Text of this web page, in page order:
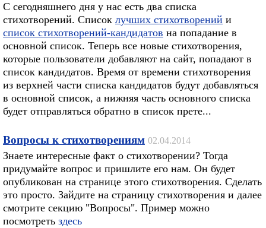
С сегодняшнего дня у нас есть два списка
стихотворений. Список лучших стихотворений и
список стихотворений-кандидатов на попадание в
основной список. Теперь все новые стихотворения,
которые пользователи добавляют на сайт, попадают в
список кандидатов. Время от времени стихотворения
из верхней части списка кандидатов будут добавляться
в основной список, а нижняя часть основного списка
будет отправляться обратно в список прете...
Вопросы к стихотворениям 02.04.2014
Знаете интересные факт о стихотворении? Тогда
придумайте вопрос и пришлите его нам. Он будет
опубликован на странице этого стихотворения. Сделать
это просто. Зайдите на страницу стихотворения и далее
смотрите секцию "Вопросы". Пример можно
посмотреть здесь